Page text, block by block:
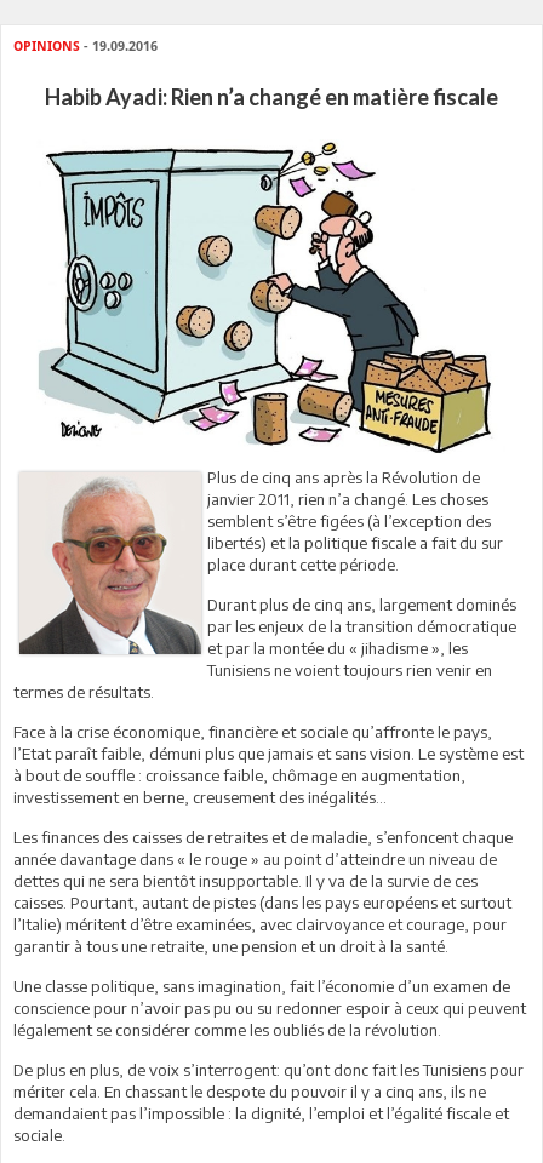
OPINIONS - 19.09.2016
Habib Ayadi: Rien n’a changé en matière fiscale
Plus de cinq ans après la Révolution de
janvier 2011, rien n’a changé. Les choses
semblent s’être figées (à l’exception des
libertés) et la politique fiscale a fait du sur
place durant cette période.
Durant plus de cinq ans, largement dominés
par les enjeux de la transition démocratique
et par la montée du « jihadisme », les
Tunisiens ne voient toujours rien venir en
termes de résultats.
Face à la crise économique, financière et sociale qu’affronte le pays,
l’Etat paraît faible, démuni plus que jamais et sans vision. Le système est
à bout de souffle : croissance faible, chômage en augmentation,
investissement en berne, creusement des inégalités…
Les finances des caisses de retraites et de maladie, s’enfoncent chaque
année davantage dans « le rouge » au point d’atteindre un niveau de
dettes qui ne sera bientôt insupportable. Il y va de la survie de ces
caisses. Pourtant, autant de pistes (dans les pays européens et surtout
l’Italie) méritent d’être examinées, avec clairvoyance et courage, pour
garantir à tous une retraite, une pension et un droit à la santé.
Une classe politique, sans imagination, fait l’économie d’un examen de
conscience pour n’avoir pas pu ou su redonner espoir à ceux qui peuvent
légalement se considérer comme les oubliés de la révolution.
De plus en plus, de voix s’interrogent: qu’ont donc fait les Tunisiens pour
mériter cela. En chassant le despote du pouvoir il y a cinq ans, ils ne
demandaient pas l’impossible : la dignité, l’emploi et l’égalité fiscale et
sociale.